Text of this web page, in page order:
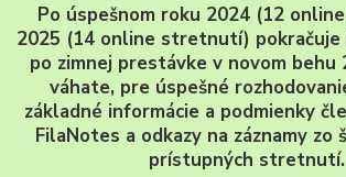
Po úspešnom roku 2024 (12
2025 (14 online stretnutí) pokračuje
po zimnej prestávke v novom behu
váhate, pre úspešné
základné informácie a podmienky
FilaNotes a odkazy na záznamy zo
prístupných stretnutí.